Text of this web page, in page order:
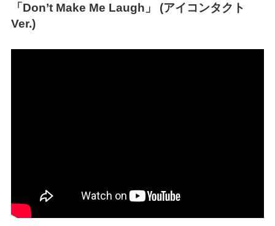
「Don’t Make Me Laugh」 (アイコンタクト
Ver.)